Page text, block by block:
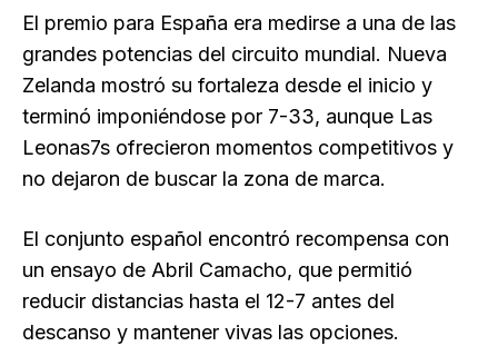
El premio para España era medirse a una de las
grandes potencias del circuito mundial. Nueva
Zelanda mostró su fortaleza desde el inicio y
terminó imponiéndose por 7-33, aunque Las
Leonas7s ofrecieron momentos competitivos y
no dejaron de buscar la zona de marca.
El conjunto español encontró recompensa con
un ensayo de Abril Camacho, que permitió
reducir distancias hasta el 12-7 antes del
descanso y mantener vivas las opciones.